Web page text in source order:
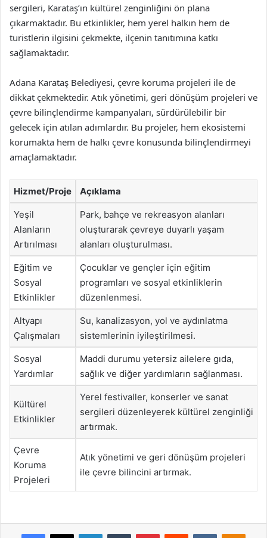
sergileri, Karataş’ın kültürel zenginliğini ön plana
çıkarmaktadır. Bu etkinlikler, hem yerel halkın hem de
turistlerin ilgisini çekmekte, ilçenin tanıtımına katkı
sağlamaktadır.
Adana Karataş Belediyesi, çevre koruma projeleri ile de
dikkat çekmektedir. Atık yönetimi, geri dönüşüm projeleri ve
çevre bilinçlendirme kampanyaları, sürdürülebilir bir
gelecek için atılan adımlardır. Bu projeler, hem ekosistemi
korumakta hem de halkı çevre konusunda bilinçlendirmeyi
amaçlamaktadır.
Hizmet/Proje Açıklama
Yeşil
Alanların
Artırılması
Park, bahçe ve rekreasyon alanları
oluşturarak çevreye duyarlı yaşam
alanları oluşturulması.
Eğitim ve
Sosyal
Etkinlikler
Çocuklar ve gençler için eğitim
programları ve sosyal etkinliklerin
düzenlenmesi.
Altyapı
Çalışmaları
Su, kanalizasyon, yol ve aydınlatma
sistemlerinin iyileştirilmesi.
Sosyal
Yardımlar
Maddi durumu yetersiz ailelere gıda,
sağlık ve diğer yardımların sağlanması.
Kültürel
Etkinlikler
Yerel festivaller, konserler ve sanat
sergileri düzenleyerek kültürel zenginliği
artırmak.
Çevre
Koruma
Projeleri
Atık yönetimi ve geri dönüşüm projeleri
ile çevre bilincini artırmak.
Facebook
X LinkedInTumblr PinterestReddit VKontakte